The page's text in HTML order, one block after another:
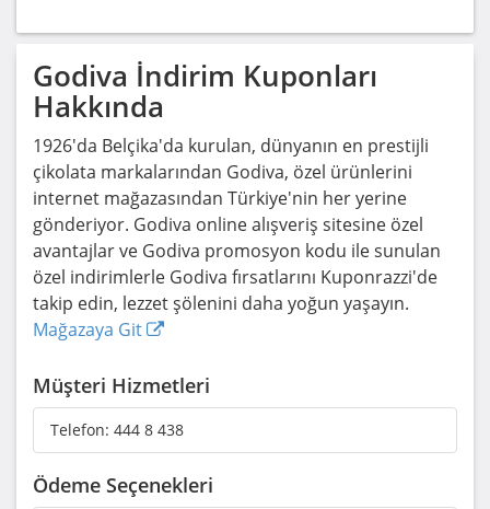
Godiva İndirim Kuponları
Hakkında
1926'da Belçika'da kurulan, dünyanın en prestijli
çikolata markalarından Godiva, özel ürünlerini
internet mağazasından Türkiye'nin her yerine
gönderiyor. Godiva online alışveriş sitesine özel
avantajlar ve Godiva promosyon kodu ile sunulan
özel indirimlerle Godiva fırsatlarını Kuponrazzi'de
takip edin, lezzet şölenini daha yoğun yaşayın.
Mağazaya Git
Müşteri Hizmetleri
Telefon: 444 8 438
Ödeme Seçenekleri